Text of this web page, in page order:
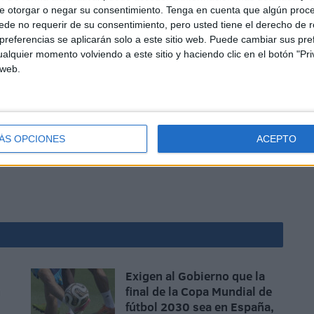
otorgar o negar su consentimiento. Tenga en cuenta que algún
no requerir de su consentimiento, pero usted tiene el derecho de
se aplicarán solo a este sitio web. Puede cambiar sus
momento volviendo a este sitio y haciendo clic en el botón
OPCIONES ACEPTO
a Ceuta. Gran parte de la ciudad que hoy
oportunidades- se ha construido también gracias
de Ceuta. Ha sido, y sigue siendo, uno de sus
Exigen al Gobierno que la
final de la Copa Mundial de
fútbol 2030 sea en España,